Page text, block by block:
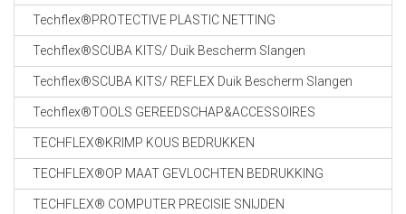
Techflex®PROTECTIVE PLASTIC NETTING
Techflex®SCUBA KITS/ Duik Bescherm Slangen
Techflex®SCUBA KITS/ REFLEX Duik Bescherm Slangen
Techflex®TOOLS GEREEDSCHAP&ACCESSOIRES
TECHFLEX®KRIMP KOUS BEDRUKKEN
TECHFLEX®OP MAAT GEVLOCHTEN BEDRUKKING
TECHFLEX® COMPUTER PRECISIE SNIJDEN